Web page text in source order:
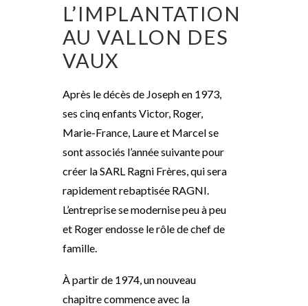
L’IMPLANTATION
AU VALLON DES
VAUX
Après le décès de Joseph en 1973,
ses cinq enfants Victor, Roger,
Marie-France, Laure et Marcel se
sont associés l’année suivante pour
créer la SARL Ragni Frères, qui sera
rapidement rebaptisée RAGNI.
L’entreprise se modernise peu à peu
et Roger endosse le rôlede chef de
famille.
À partir de 1974, un nouveau
chapitre commence avec la